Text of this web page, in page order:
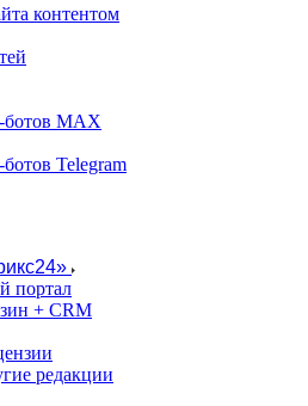
контентом
ботов MAX
ботов Telegram
портал
+ CRM
редакции